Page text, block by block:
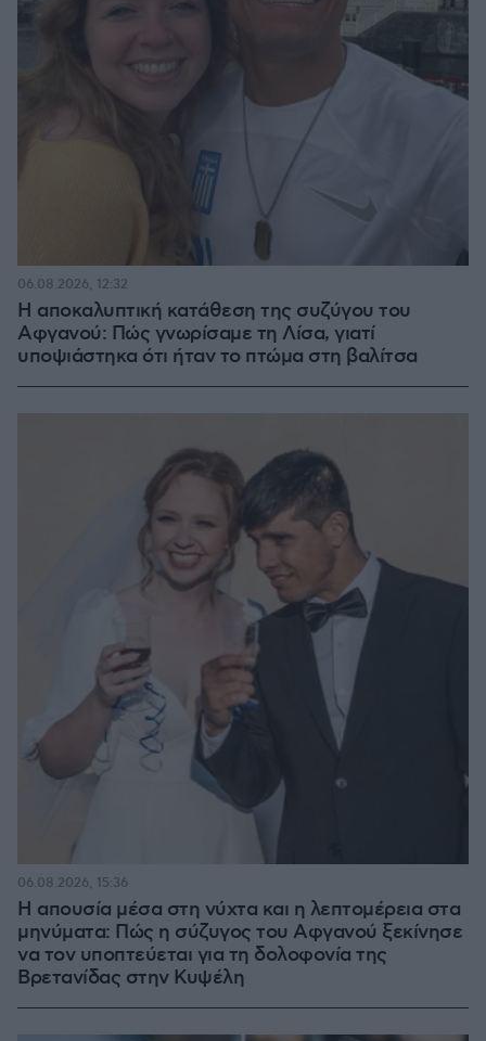
Η αποκαλυπτική κατάθεση της συζύγου του
Αφγανού: Πώς γνωρίσαμε τη Λίσα, γιατί
υποψιάστηκα ότι ήταν το πτώμα στη βαλίτσα
06.08.2026, 12:32
Η απουσία μέσα στη νύχτα και η λεπτομέρεια στα
μηνύματα: Πώς η σύζυγος του Αφγανού ξεκίνησε
να τον υποπτεύεται για τη δολοφονία της
Βρετανίδας στην Κυψέλη
06.08.2026, 15:36